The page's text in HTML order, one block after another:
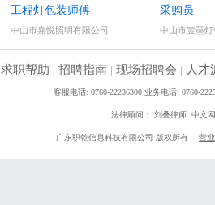
工程灯包装师傅
中山市嘉悦照明有限公司
采购员
中山市壹墨
求职帮助 | 招聘指南| 现场招聘会 | 人才
客服电话: 0760-22236300 业务电话: 0760-
法律顾问： 刘叠律师 中文
广东职乾信息科技有限公司 版权所有 营